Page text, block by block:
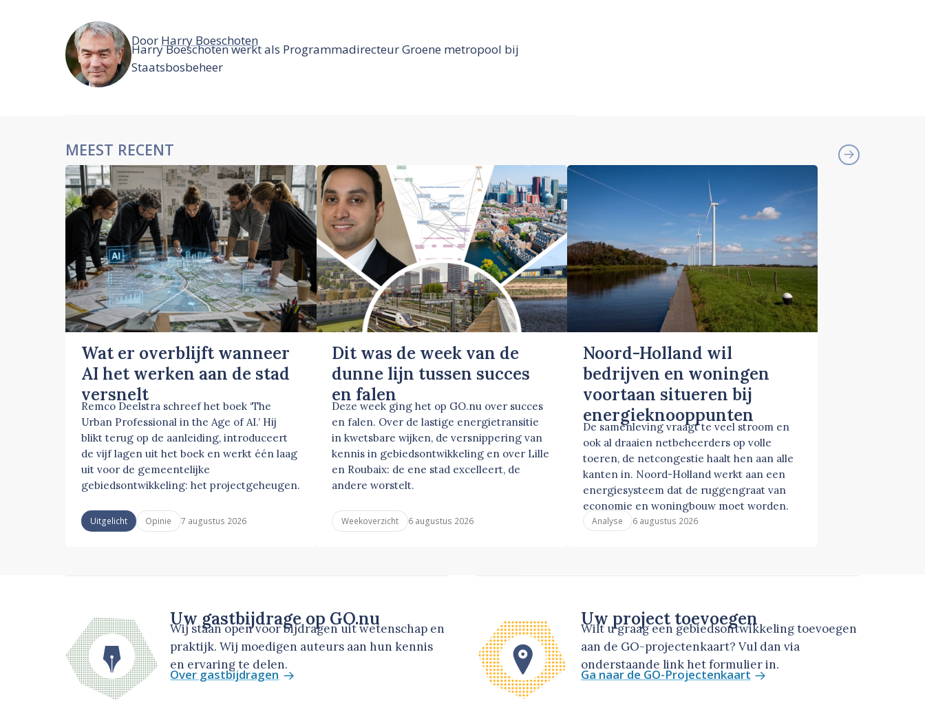
Door Harry Boeschoten
Harry Boeschoten werkt als Programmadirecteur Groene metropool bij
Staatsbosbeheer
MEEST RECENT
Wat er overblijft wanneer
AI het werken aan de stad
versnelt
Remco Deelstra schreef het boek ‘The
Urban Professional in the Age of AI.’ Hij
blikt terug op de aanleiding, introduceert
de vijf lagen uit het boek en werkt één laag
uit voor de gemeentelijke
gebiedsontwikkeling: het projectgeheugen.
Uitgelicht Opinie 7 augustus 2026
Dit was de week van de
dunne lijn tussen succes
en falen
Deze week ging het op GO.nu over succes
en falen. Over de lastige energietransitie
in kwetsbare wijken, de versnippering van
kennis in gebiedsontwikkeling en over Lille
en Roubaix: de ene stad excelleert, de
andere worstelt.
Weekoverzicht 6 augustus 2026
Noord-Holland wil
bedrijven en woningen
voortaan situeren bij
energieknooppunten
De samenleving vraagt te veel stroom en
ook al draaien netbeheerders op volle
toeren, de netcongestie haalt hen aan alle
kanten in. Noord-Holland werkt aan een
energiesysteem dat de ruggengraat van
economie en woningbouw moet worden.
Analyse 6 augustus 2026
Uw gastbijdrage op GO.nu
Wij staan open voor bijdragen uit wetenschap en
praktijk. Wij moedigen auteurs aan hun kennis
en ervaring te delen.
Over gastbijdragen
Uw project toevoegen
Wilt u graag een gebiedsontwikkeling toevoegen
aan de GO-projectenkaart? Vul dan via
onderstaande link het formulier in.
Ga naar de GO-Projectenkaart